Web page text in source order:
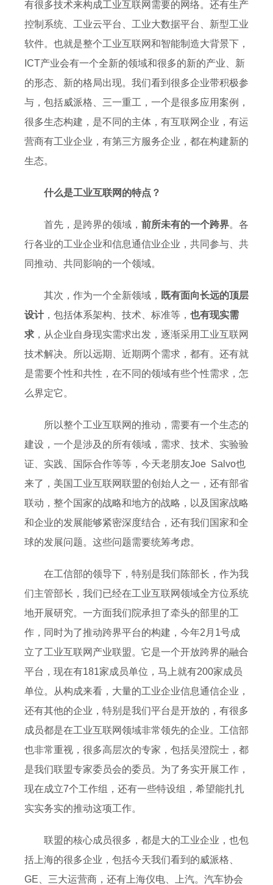
有很多技术来构成工业互联网需要的网络。还有生产
控制系统、工业云平台、工业大数据平台、新型工业
软件。也就是整个工业互联网和智能制造大背景下，
ICT产业会有一个全新的领域和很多的新的产业、新
的形态、新的格局出现。我们看到很多企业带积极参
与，包括威派格、三一重工，一个是很多应用案例，
很多生态构建，是不同的主体，有互联网企业，有运
营商有工业企业，有第三方服务企业，都在构建新的
生态。
什么是工业互联网的特点？
首先，是跨界的领域， 前所未有的一个跨界。各
行各业的工业企业和信息通信业企业，共同参与、共
同推动、共同影响的一个领域。
其次，作为一个全新领域， 既有面向长远的顶层
设计，包括体系架构、技术、标准等， 也有现实需
求 ，从企业自身现实需求出发，逐渐采用工业互联网
技术解决。所以远期、近期两个需求，都有。还有就
是需要个性和共性，在不同的领域有些个性需求，怎
么界定它。
所以整个工业互联网的推动，需要有一个生态的
建设，一个是涉及的所有领域，需求、技术、实验验
证、实践、国际合作等等，今天老朋友Joe Salvo也
来了，美国工业互联网联盟的创始人之一，还有部省
联动，整个国家的战略和地方的战略，以及国家战略
和企业的发展能够紧密深度结合，还有我们国家和全
球的发展问题。这些问题需要统筹考虑。
在工信部的领导下，特别是我们陈部长，作为我
们主管部长，我们已经在工业互联网领域全方位系统
地开展研究。一方面我们院承担了牵头的部里的工
作，同时为了推动跨界平台的构建，今年2月1号成
立了工业互联网产业联盟。它是一个开放跨界的融合
平台，现在有181家成员单位，马上就有200家成员
单位。从构成来看，大量的工业企业信息通信企业，
还有其他的企业，特别是我们平台是开放的，有很多
成员都是在工业互联网领域非常领先的企业。工信部
也非常重视，很多高层次的专家，包括吴澄院士，都
是我们联盟专家委员会的委员。为了务实开展工作，
现在成立7个工作组，还有一些特设组，希望能扎扎
实实务实的推动这项工作。
联盟的核心成员很多，都是大的工业企业，也包
括上海的很多企业，包括今天我们看到的威派格、
GE、三大运营商，还有上海仪电、上汽。汽车协会